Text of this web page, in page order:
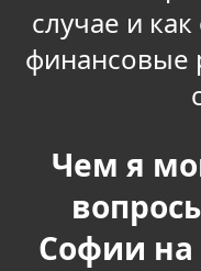
случае и
финансовые
Чем я
Софии